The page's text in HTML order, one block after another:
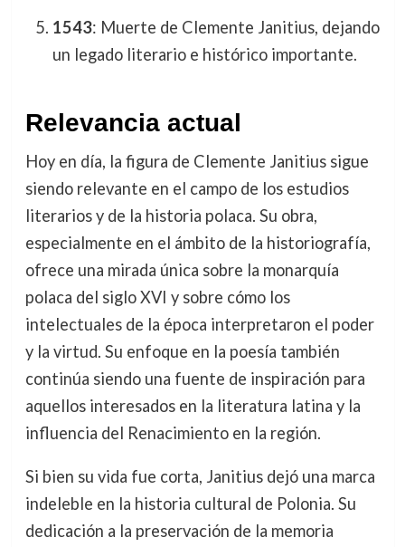
1543: Muerte de Clemente Janitius, dejando
un legado literario e histórico importante.
Relevancia actual
Hoy en día, la figura de Clemente Janitius sigue
siendo relevante en el campo de los estudios
literarios y de la historia polaca. Su obra,
especialmente en el ámbito de la historiografía,
ofrece una mirada única sobre la monarquía
polaca del siglo XVI y sobre cómo los
intelectuales de la época interpretaron el poder
y la virtud. Su enfoque en la poesía también
continúa siendo una fuente de inspiración para
aquellos interesados en la literatura latina y la
influencia del Renacimiento en la región.
Si bien su vida fue corta, Janitius dejó una marca
indeleble en la historia cultural de Polonia. Su
dedicación a la preservación de la memoria